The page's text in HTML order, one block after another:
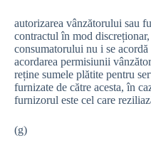
autorizarea vânzătorului sau
contractul în mod
consumatorului nu i se acordă
acordarea permisiunii
reține sumele plătite pentru
furnizate de către acesta, în
furnizorul este cel care
(g)